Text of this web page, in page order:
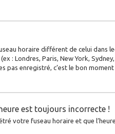
horaire différent de celui dans
: Londres, Paris, New York,
pas enregistré, c’est le bon
est toujours incorrecte !
votre fuseau horaire et que